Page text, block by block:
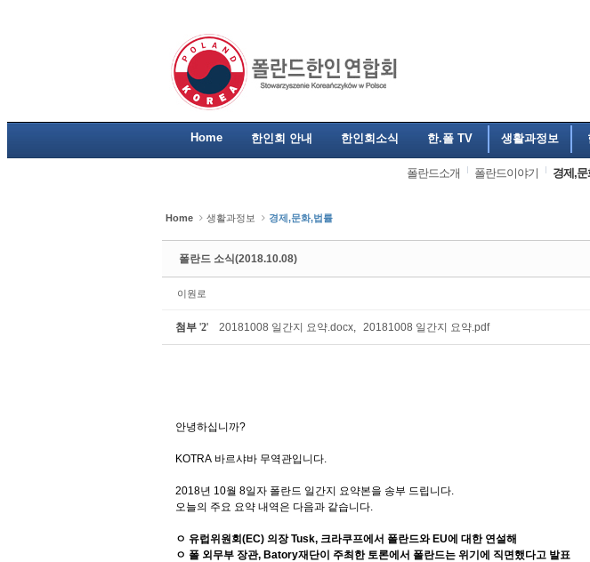
Home 한인회 안내 한인회소식 한.폴 TV 생활과정보
폴란드소개 폴란드이야기 경제,
Home 생활과정보 경제,문화,법률
폴란드 소식(2018.10.08)
이원로
첨부 '2' 20181008 일간지 요약.docx, 20181008 일간지 요약.pdf
안녕하십니까?
KOTRA 바르샤바 무역관입니다.
2018년 10월 8일자 폴란드 일간지 요약본을 송부 드립니다.
오늘의 주요 요약 내역은 다음과 같습니다.
ㅇ 유럽위원회(EC) 의장Tusk, 크라쿠프에서 폴란드와EU에 대한 연설해
ㅇ 폴 외무부 장관, Batory재단이 주최한 토론에서 폴란드는 위기에 직면했다고 발표